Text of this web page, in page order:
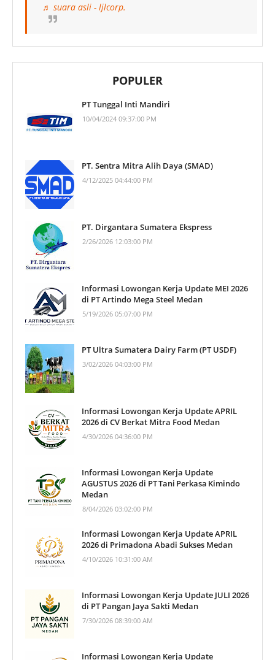
♬ suara asli - ljlcorp.
POPULER
PT Tunggal Inti Mandiri
10/04/2024 09:37:00 PM
PT. Sentra Mitra Alih Daya (SMAD)
4/12/2025 04:44:00 PM
PT. Dirgantara Sumatera Ekspress
2/26/2026 12:03:00 PM
Informasi Lowongan Kerja Update MEI 2026
di PT Artindo Mega Steel Medan
5/19/2026 05:07:00 PM
PT Ultra Sumatera Dairy Farm (PT USDF)
3/02/2026 04:03:00 PM
Informasi Lowongan Kerja Update APRIL
2026 di CV Berkat Mitra Food Medan
4/30/2026 04:36:00 PM
Informasi Lowongan Kerja Update
AGUSTUS 2026 di PT Tani Perkasa Kimindo
Medan
8/04/2026 03:02:00 PM
Informasi Lowongan Kerja Update APRIL
2026 di Primadona Abadi Sukses Medan
4/10/2026 10:31:00 AM
Informasi Lowongan Kerja Update JULI 2026
di PT Pangan Jaya Sakti Medan
7/30/2026 08:39:00 AM
Informasi Lowongan Kerja Update